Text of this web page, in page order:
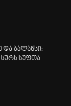
და ბალანსი:
სურს სუფთა